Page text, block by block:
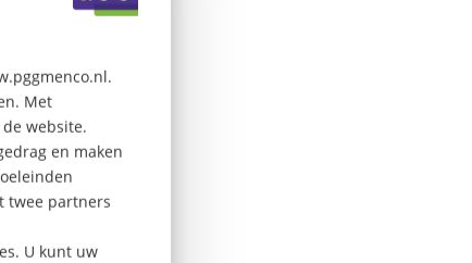
Met
website.
en maken
twee partners
U kunt uw